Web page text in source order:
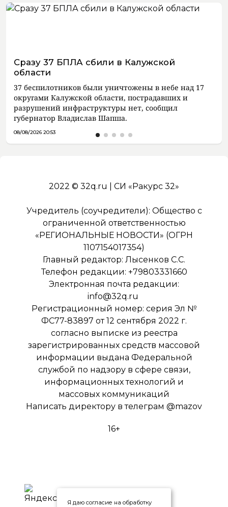
Сразу 37 БПЛА сбили в Калужской
области
37 беспилотников были уничтожены в небе над 17
округами Калужской области, пострадавших и
разрушений инфраструктуры нет, сообщил
губернатор Владислав Шапша.
08/08/2026 20:53
2022 © 32q.ru | СИ «Ракурс 32»
Учредитель (соучредители): Общество с
ограниченной ответственностью
«РЕГИОНАЛЬНЫЕ НОВОСТИ» (ОГРН
1107154017354)
Главный редактор: Лысенков С.С.
Телефон редакции: +79803331660
Электронная почта редакции:
info@32q.ru
Регистрационный номер: серия Эл №
ФС77-83897 от 12 сентября 2022 г.
согласно выписке из реестра
зарегистрированных средств массовой
информации выдана Федеральной
службой по надзору в сфере связи,
информационных технологий и
массовых коммуникаций
Написать директору в телеграм @mazov
16+
Я даю согласие на обработку